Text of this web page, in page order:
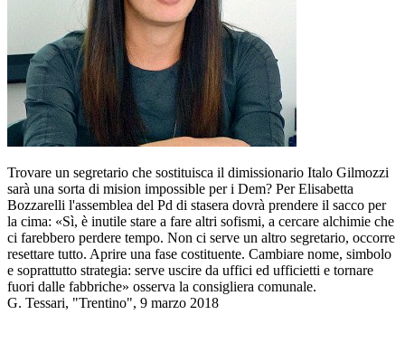
Trovare un segretario che sostituisca il dimissionario Italo Gilmozzi
sarà una sorta di mision impossible per i Dem? Per Elisabetta
Bozzarelli l'assemblea del Pd di stasera dovrà prendere il sacco per
la cima: «Sì, è inutile stare a fare altri sofismi, a cercare alchimie che
ci farebbero perdere tempo. Non ci serve un altro segretario, occorre
resettare tutto. Aprire una fase costituente. Cambiare nome, simbolo
e soprattutto strategia: serve uscire da uffici ed ufficietti e tornare
fuori dalle fabbriche» osserva la consigliera comunale.
G. Tessari, "Trentino", 9 marzo 2018